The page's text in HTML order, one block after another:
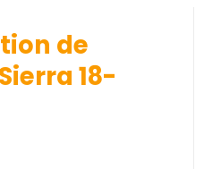
de
18-